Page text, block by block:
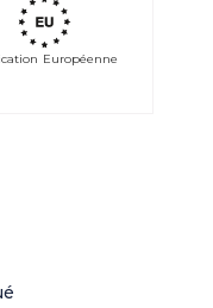
Européenne